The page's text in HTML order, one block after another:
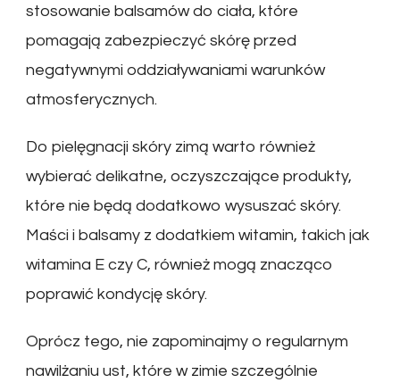
stosowanie balsamów do ciała, które
pomagają zabezpieczyć skórę przed
negatywnymi oddziaływaniami warunków
atmosferycznych.
Do pielęgnacji skóry zimą warto również
wybierać delikatne, oczyszczające produkty,
które nie będą dodatkowo wysuszać skóry.
Maści i balsamy z dodatkiem witamin, takich jak
witamina E czy C, również mogą znacząco
poprawić kondycję skóry.
Oprócz tego, nie zapominajmy o regularnym
nawilżaniu ust, które w zimie szczególnie